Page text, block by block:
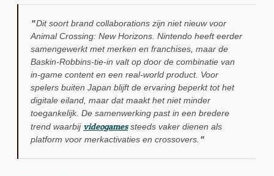
Dit soort brand collaborations zijn niet nieuw voor
Animal Crossing: New Horizons. Nintendo heeft eerder
samengewerkt met merken en franchises, maar de
Baskin-Robbins-tie-in valt op door de combinatie van
in-game content en een real-world product. Voor
spelers buiten Japan blijft de ervaring beperkt tot het
digitale eiland, maar dat maakt het niet minder
toegankelijk. De samenwerking past in een bredere
trend waarbij videogamessteeds vaker dienen als
platform voor merkactivaties en crossovers.